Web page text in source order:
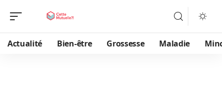
Actualité Bien-être Grossesse Maladie